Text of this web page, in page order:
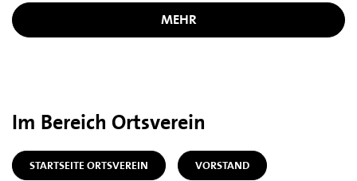
MEHR
Im Bereich Ortsverein
STARTSEITE ORTSVEREIN VORSTAND